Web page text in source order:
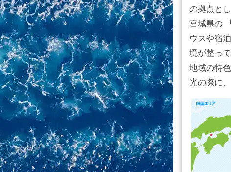
の拠点と
宮城県の
ウスや宿
境が整って
地域の特
光の際に